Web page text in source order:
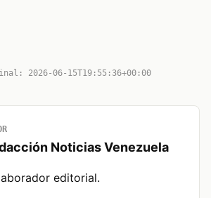
2026-06-15T19:55:36+00:00
Noticias Venezuela
editorial.